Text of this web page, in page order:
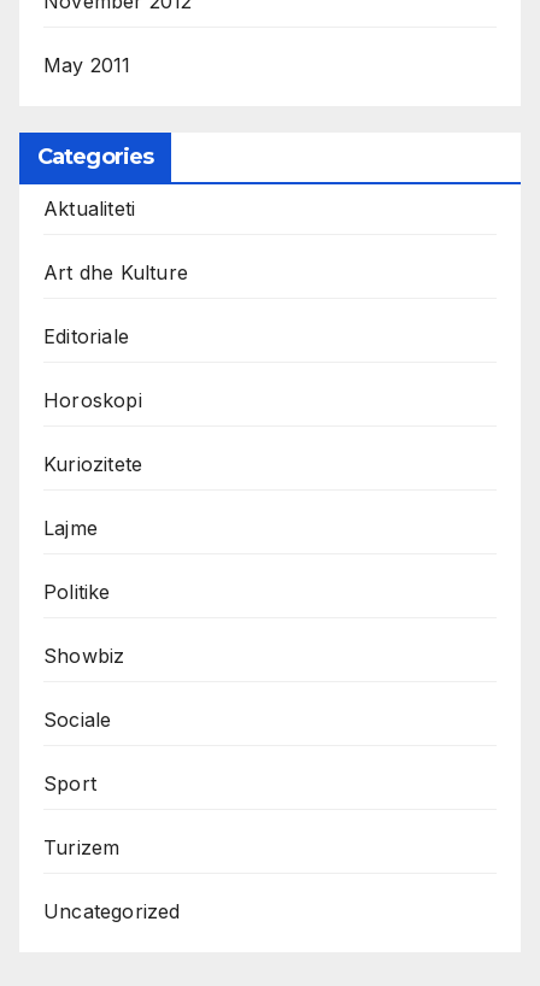
May 2011
Categories
Aktualiteti
Art dhe Kulture
Editoriale
Horoskopi
Kuriozitete
Lajme
Politike
Showbiz
Sociale
Sport
Turizem
Uncategorized